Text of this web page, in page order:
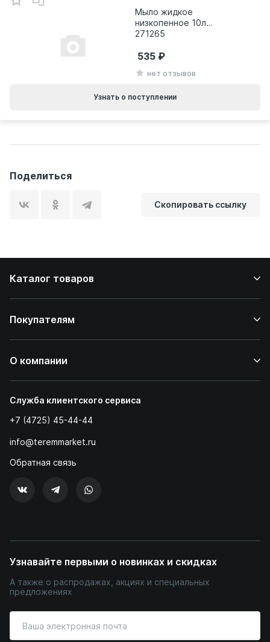
Мыло жидкое
низкопенное 10л
271265
нет отзывов
535
Узнать о поступлении
Поделиться
Скопировать ссылку
Каталог товаров
Покупателям
О компании
Служба клиентского сервиса
+7 (4725) 45-44-44
info@teremmarket.ru
Обратная связь
Узнавайте первыми о новинках и скидках
А также о распродажах, акциях и специальных
предложениях
ваш